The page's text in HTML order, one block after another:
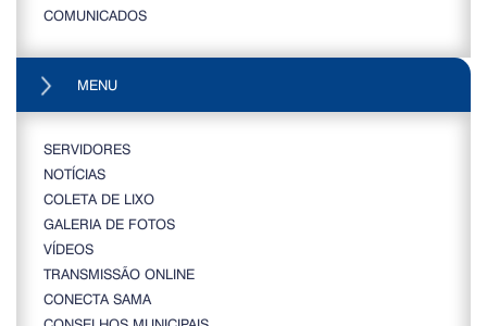
COMUNICADOS
MENU
SERVIDORES
NOTÍCIAS
COLETA DE LIXO
GALERIA DE FOTOS
VÍDEOS
TRANSMISSÃO ONLINE
CONECTA SAMA